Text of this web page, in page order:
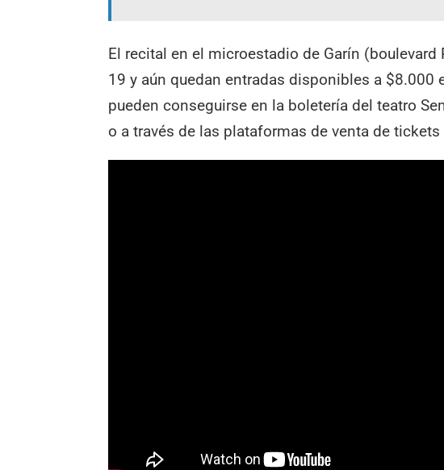
El recital en el microestadio de Garín
19 y aún quedan entradas disponibles a $8.000
pueden conseguirse en la boletería del teatro
o a través de las plataformas de venta de